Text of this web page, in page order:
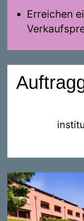
Erreichen